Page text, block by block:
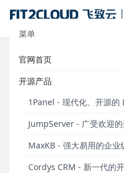
菜单
官网首页
开源产品
1Panel - 现代化、开源的
JumpServer - 广受欢迎
MaxKB - 强大易用的企业
Cordys CRM - 新一代的
模板学堂｜SQL
场景及功能详解
发布模板市场
（https：//